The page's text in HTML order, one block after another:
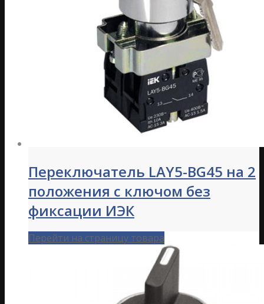
Переключатель LAY5-BG45 на 2
положения с ключом без
фиксации ИЭК
Перейти на страницу товара